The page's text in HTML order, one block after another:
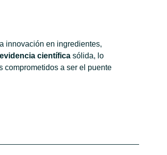
innovación en ingredientes,
evidencia científica sólida, lo
comprometidos a ser el puente